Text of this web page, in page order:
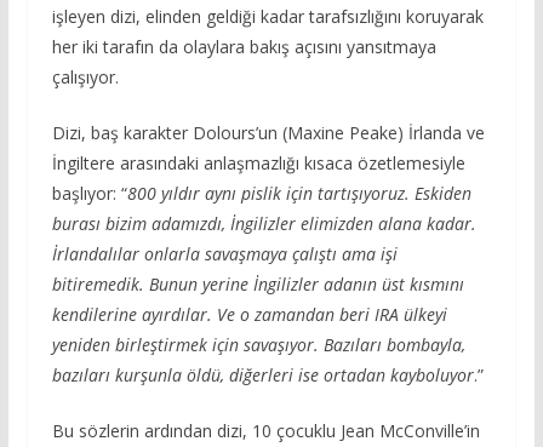
işleyen dizi, elinden geldiği kadar tarafsızlığını koruyarak
her iki tarafın da olaylara bakış açısını yansıtmaya
çalışıyor.
Dizi, baş karakter Dolours’un (Maxine Peake) İrlanda ve
İngiltere arasındaki anlaşmazlığı kısaca özetlemesiyle
başlıyor: “800 yıldır aynı pislik için tartışıyoruz. Eskiden
burası bizim adamızdı, İngilizler elimizden alana kadar.
İrlandalılar onlarla savaşmaya çalıştı ama işi
bitiremedik. Bunun yerine İngilizler adanın üst kısmını
kendilerine ayırdılar. Ve o zamandan beri IRA ülkeyi
yeniden birleştirmek için savaşıyor. Bazıları bombayla,
bazıları kurşunla öldü, diğerleri ise ortadan kayboluyor.”
Bu sözlerin ardından dizi, 10 çocuklu Jean McConville’in